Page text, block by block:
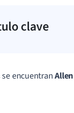
clave
se encuentran